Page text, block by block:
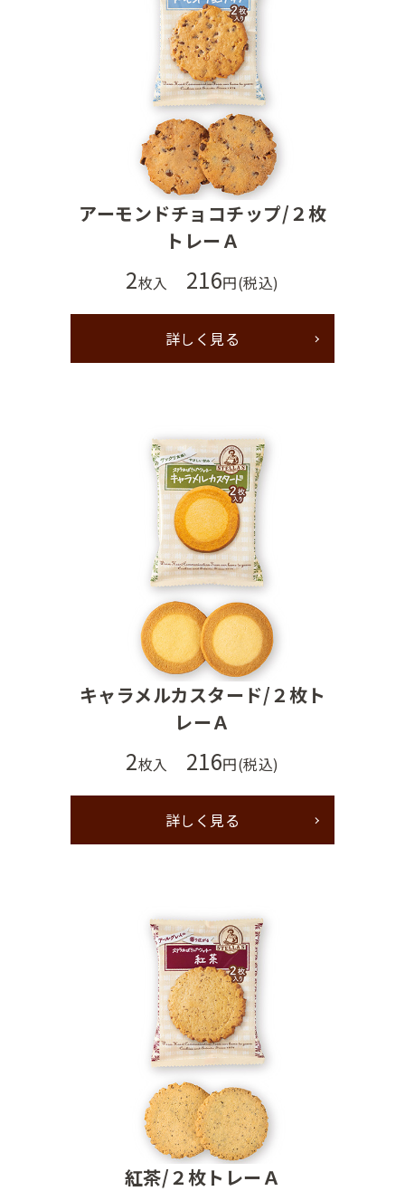
アーモンドチョコチップ/２枚
トレーＡ
2枚入 216円(税込)
詳しく見る
キャラメルカスタード/２枚ト
レーＡ
2枚入 216円(税込)
詳しく見る
紅茶/２枚トレーＡ